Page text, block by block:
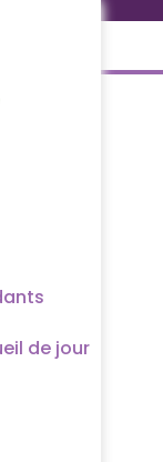
de jour